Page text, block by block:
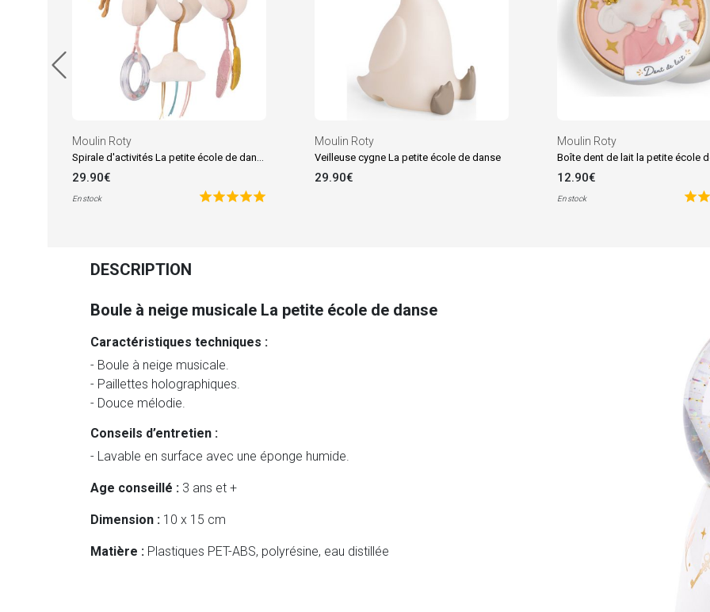
Moulin Roty
29.90€
En stock
Moulin Roty
Veilleuse cygne La petite école de danse
29.90€
Moulin Roty
Boîte dent de lait la petite école
12.90€
En stock
DESCRIPTION
Boule à neige musicale La petite école de danse
Caractéristiques techniques :
- Boule à neige musicale.
- Paillettes holographiques.
- Douce mélodie.
Conseils d’entretien :
- Lavable en surface avec une éponge humide.
Age conseillé : 3 ans et +
Dimension : 10 x 15 cm
Matière : Plastiques PET-ABS, polyrésine, eau distillée